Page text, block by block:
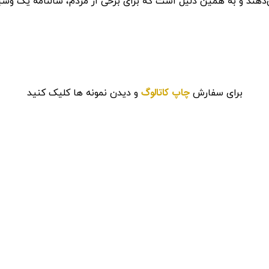
برای سفارشچاپ کاتالوگ و دیدن نمونه ها کلیک کنید